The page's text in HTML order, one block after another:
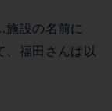
設の名前に
、福田さんは以